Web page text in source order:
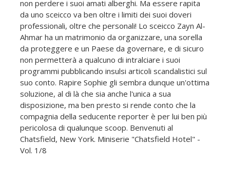
non perdere i suoi amati alberghi. Ma essere rapita
da uno sceicco va ben oltre i limiti dei suoi doveri
professionali, oltre che personali! Lo sceicco Zayn Al-
Ahmar ha un matrimonio da organizzare, una sorella
da proteggere e un Paese da governare, e di sicuro
non permetterà a qualcuno di intralciare i suoi
programmi pubblicando insulsi articoli scandalistici sul
suo conto. Rapire Sophie gli sembra dunque un'ottima
soluzione, al di là che sia anche l'unica a sua
disposizione, ma ben presto si rende conto che la
compagnia della seducente reporter è per lui ben più
pericolosa di qualunque scoop. Benvenuti al
Chatsfield, New York. Miniserie "Chatsfield Hotel" -
Vol. 1/8